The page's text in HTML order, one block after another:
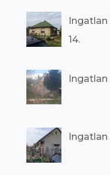
Ingatlan
14.
Ingatlan
Ingatlan